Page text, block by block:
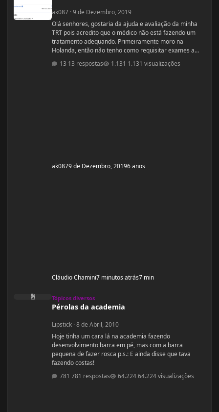
ak087 ·9 de Dezembro, 2019
Olá senhores, gostaria da ajuda e avaliação da minha
TRT pois acredito que o médico não está fazendo um
tratamento adequando. Primeiramente moro na
Holanda, então não tenho como requisitar exames a
minha vontade, tenho que ir no médico da familia, este
por sua vez decide ou não se pede os exames. No meu
13 respostas 1.131 visualizações
ak0879 de Dezembro, 20196 anos
Cláudio Chamini7 minutos atrás7 min
Pérolas da academia
Tópicos diversos
Pérolas da academia
Lipstick ·8 de Abril, 2010
Hoje tinha um cara lá na academia fazendo
desenvolvimento barra em pé, mas com a barra
pequena de fazer rosca p.s.: E ainda disse que tava
fazendo costas!
781 respostas
64.224 visualizações